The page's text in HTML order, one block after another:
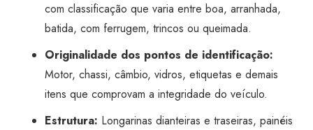
com classificação que varia entre boa, arranhada,
batida, com ferrugem, trincos ou queimada.
Originalidade dos pontos de identificação:
Motor, chassi, câmbio, vidros, etiquetas e demais
itens que comprovam a integridade do veículo.
Estrutura: Longarinas dianteiras e traseiras, painéis